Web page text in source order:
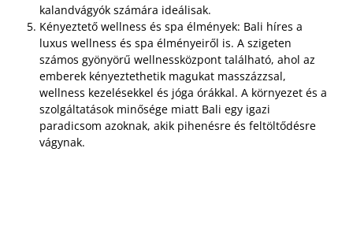
kalandvágyók számára ideálisak.
Kényeztető wellness és spa élmények: Bali híres a
luxus wellness és spa élményeiről is. A szigeten
számos gyönyörű wellnessközpont található, ahol az
emberek kényeztethetik magukat masszázzsal,
wellness kezelésekkel és jóga órákkal. A környezet és a
szolgáltatások minősége miatt Bali egy igazi
paradicsom azoknak, akik pihenésre és feltöltődésre
vágynak.